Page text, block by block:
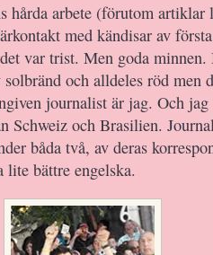
hårda arbete (förutom
med kändisar av
var trist. Men goda
och alldeles röd men
journalist är jag. Och
Schweiz och Brasilien.
båda två, av deras
bättre engelska.